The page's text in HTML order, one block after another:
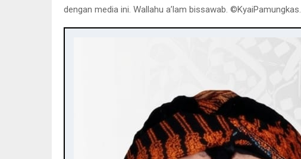
dengan media ini. Wallahu a’lam bissawab. ©️KyaiPamungkas.